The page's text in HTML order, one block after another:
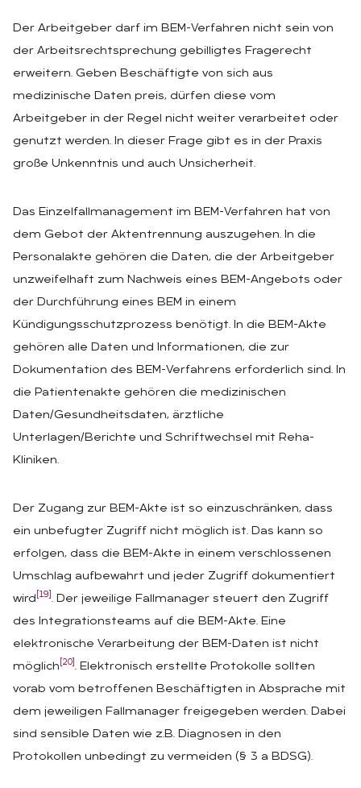
Der Arbeitgeber darf im BEM-Verfahren nicht sein von
der Arbeitsrechtsprechung gebilligtes Fragerecht
erweitern. Geben Beschäftigte von sich aus
medizinische Daten preis, dürfen diese vom
Arbeitgeber in der Regel nicht weiter verarbeitet oder
genutzt werden. In dieser Frage gibt es in der Praxis
große Unkenntnis und auch Unsicherheit.
Das Einzelfallmanagement im BEM-Verfahren hat von
dem Gebot der Aktentrennung auszugehen. In die
Personalakte gehören die Daten, die der Arbeitgeber
unzweifelhaft zum Nachweis eines BEM-Angebots oder
der Durchführung eines BEM in einem
Kündigungsschutzprozess benötigt. In die BEM-Akte
gehören alle Daten und Informationen, die zur
Dokumentation des BEM-Verfahrens erforderlich sind. In
die Patientenakte gehören die medizinischen
Daten/Gesundheitsdaten, ärztliche
Unterlagen/Berichte und Schriftwechsel mit Reha-
Kliniken.
Der Zugang zur BEM-Akte ist so einzuschränken, dass
ein unbefugter Zugriff nicht möglich ist. Das kann so
erfolgen, dass die BEM-Akte in einem verschlossenen
Umschlag aufbewahrt und jeder Zugriff dokumentiert
wird [19] . Der jeweilige Fallmanager steuert den Zugriff
des Integrationsteams auf die BEM-Akte. Eine
elektronische Verarbeitung der BEM-Daten ist nicht
möglich [20] . Elektronisch erstellte Protokolle sollten
vorab vom betroffenen Beschäftigten in Absprache mit
dem jeweiligen Fallmanager freigegeben werden. Dabei
sind sensible Daten wie z.B. Diagnosen in den
Protokollen unbedingt zu vermeiden (§ 3 a BDSG).